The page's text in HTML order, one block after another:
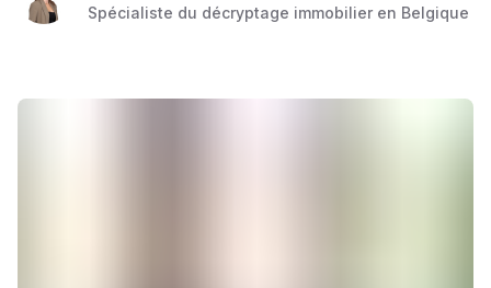
Spécialiste du décryptage immobilier en Belgique